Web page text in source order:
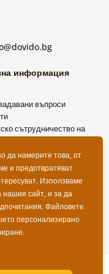
информация
въпроси
сътрудничество на
да намерите това, от
и предотвратяват
Използваме
нашия сайт, и за да
Файловете
персонализирано